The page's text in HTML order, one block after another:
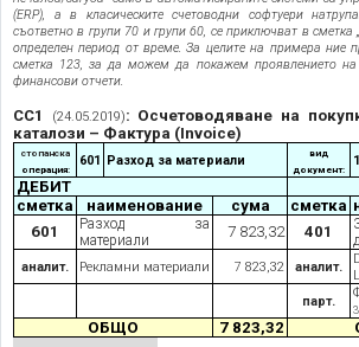
(ERP), а в класическите счетоводни софтуери
съответно в групи 70 и групи 60, се приключват в сметка
определен период от време. За целите на примера ние
сметка 123, за да можем да покажем проявлението на
финансови отчети.
СС1 (24.05.2019): Осчетоводяване на
каталози – Фактура (Invoice)
стопанска
операция:
601 Разход за материали
вид
документ:
1
ДЕБИТ
сметка
наименование сума сметка
601
Разход за
материали
7 823,32 401
аналит. Рекламни материали 7 823,32 аналит.
парт.
ОБЩО 7 823,32